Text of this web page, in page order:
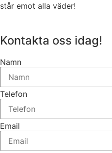
står emot alla väder!
Kontakta oss idag!
Namn
Telefon
Email